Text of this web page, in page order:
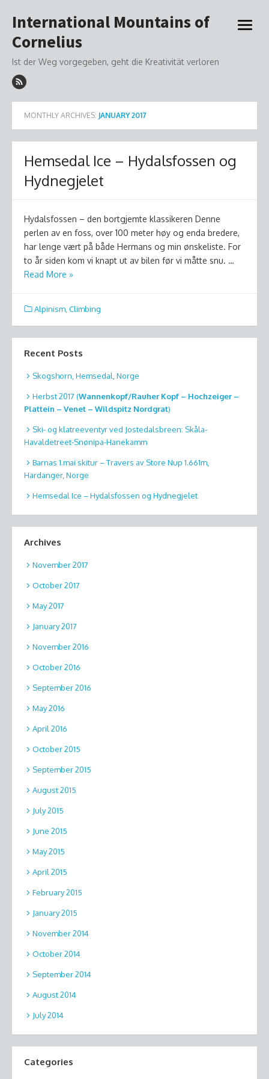
to
content
International Mountains of
Cornelius
Ist der Weg vorgegeben, geht die Kreativität verloren
open
MONTHLY ARCHIVES: JANUARY 2017
Hemsedal Ice – Hydalsfossen og
Hydnegjelet
Hydalsfossen – den bortgjemte klassikeren Denne
perlen av en foss, over 100 meter høy og enda bredere,
har lenge vært på både Hermans og min ønskeliste. For
to år siden kom vi knapt ut av bilen før vi måtte snu. …
Read More »
Alpinism Climbing
Recent Posts
Skogshorn, Hemsedal, Norge
Herbst 2017 (Wannenkopf/Rauher Kopf – Hochzeiger –
Plattein – Venet – Wildspitz Nordgrat)
Ski- og klatreeventyr ved Jostedalsbreen: Skåla-
Havaldetreet-Snønipa-Hanekamm
Barnas 1.mai skitur – Travers av Store Nup 1.661m,
Hardanger, Norge
Hemsedal Ice – Hydalsfossen og Hydnegjelet
Archives
November 2017
October 2017
May 2017
January 2017
November 2016
October 2016
September 2016
May 2016
April 2016
October 2015
September 2015
August 2015
July 2015
June 2015
May 2015
April 2015
February 2015
January 2015
November 2014
October 2014
September 2014
August 2014
July 2014
Categories